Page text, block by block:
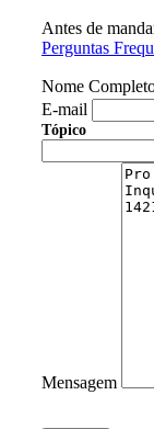
Antes de
Perguntas
Nome
E-mail
Tópico
Mensagem